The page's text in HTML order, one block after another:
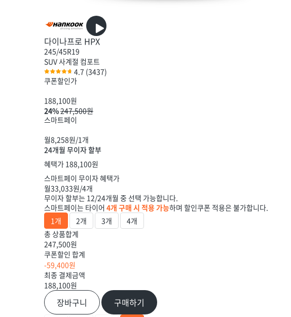
다이나프로 HPX
245/45R19
SUV사계절 컴포트
4.7 (3437)
쿠폰할인가
188,100원
24%247,500원
스마트페이
월8,258원/1개
24개월 무이자 할부
혜택가 188,100원
스마트페이 무이자 혜택가
월33,033원/4개
무이자 할부는 12/24개월 중 선택 가능합니다.
스마트페이는 타이어 4개 구매 시 적용 가능하며 할인쿠폰 적용은 불가합니다.
1개
2개 3개
4개
총 상품합계
247,500원
쿠폰할인 합계
-59,400원
최종 결제금액
188,100원
장바구니 구매하기